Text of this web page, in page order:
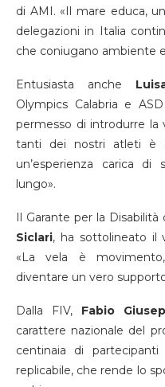
di AMI. «Il mare educa,
delegazioni in Italia
che coniugano ambiente
Entusiasta anche
Olympics Calabria e
permesso di introdurre la
tanti dei nostri atleti è
un’esperienza carica di
lungo».
Il Garante per la
Siclari, ha sottolineato il
«La vela è
diventare un vero
Dalla FIV, Fabio
carattere nazionale del
centinaia di
replicabile, che rende lo